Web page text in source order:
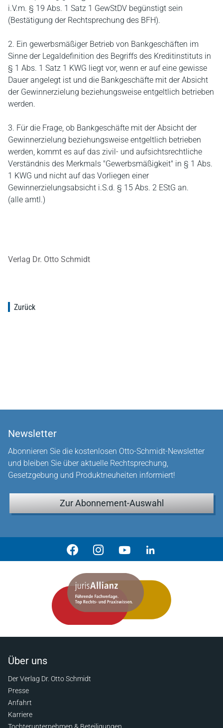
i.V.m. § 19 Abs. 1 Satz 1 GewStDV begünstigt sein
(Bestätigung der Rechtsprechung des BFH).
2. Ein gewerbsmäßiger Betrieb von Bankgeschäften im
Sinne der Legaldefinition des Begriffs des Kreditinstituts in
§ 1 Abs. 1 Satz 1 KWG liegt vor, wenn er auf eine gewisse
Dauer angelegt ist und die Bankgeschäfte mit der Absicht
der Gewinnerzielung beziehungsweise entgeltlich betrieben
werden.
3. Für die Frage, ob Bankgeschäfte mit der Absicht der
Gewinnerzielung beziehungsweise entgeltlich betrieben
werden, kommt es auf das zivil- und aufsichtsrechtliche
Verständnis des Merkmals "Gewerbsmäßigkeit" in § 1 Abs.
1 KWG und nicht auf das Vorliegen einer
Gewinnerzielungsabsicht i.S.d. § 15 Abs. 2 EStG an.
(alle amtl.)
Verlag Dr. Otto Schmidt
Zurück
Newsletter
Abonnieren Sie die kostenlosen Otto-Schmidt-Newsletter
und bleiben Sie über aktuelle Rechtsprechung,
Gesetzgebung und Produktneuheiten informiert!
Zur Abonnement-Auswahl
Über uns
Der Verlag Dr. Otto Schmidt
Presse
Anfahrt
Karriere
Tochterunternehmen & Beteiligungen